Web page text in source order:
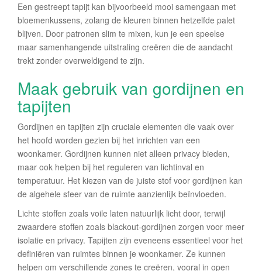
Een gestreept tapijt kan bijvoorbeeld mooi samengaan met
bloemenkussens, zolang de kleuren binnen hetzelfde palet
blijven. Door patronen slim te mixen, kun je een speelse
maar samenhangende uitstraling creëren die de aandacht
trekt zonder overweldigend te zijn.
Maak gebruik van gordijnen en
tapijten
Gordijnen en tapijten zijn cruciale elementen die vaak over
het hoofd worden gezien bij het inrichten van een
woonkamer. Gordijnen kunnen niet alleen privacy bieden,
maar ook helpen bij het reguleren van lichtinval en
temperatuur. Het kiezen van de juiste stof voor gordijnen kan
de algehele sfeer van de ruimte aanzienlijk beïnvloeden.
Lichte stoffen zoals voile laten natuurlijk licht door, terwijl
zwaardere stoffen zoals blackout-gordijnen zorgen voor meer
isolatie en privacy. Tapijten zijn eveneens essentieel voor het
definiëren van ruimtes binnen je woonkamer. Ze kunnen
helpen om verschillende zones te creëren, vooral in open